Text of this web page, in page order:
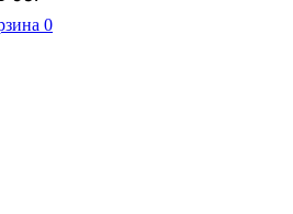
0